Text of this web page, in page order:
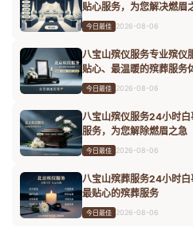
贴心服务，为您解决燃眉
今日最佳 2026-08-06
八宝山殡仪服务专业殡仪
贴心、最温暖的殡葬服务
今日最佳 2026-08-06
八宝山殡仪服务24小时
服务，为您解除燃眉之急
今日最佳 2026-08-06
八宝山殡葬服务24小时
最贴心的殡葬服务
今日最佳 2026-08-06